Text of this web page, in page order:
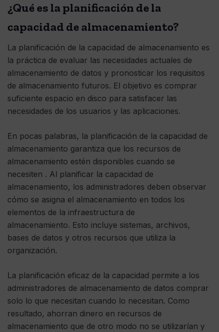
¿Qué es la planificación de la
capacidad de almacenamiento?
La planificación de la capacidad de almacenamiento es
la práctica de evaluar las necesidades actuales de
almacenamiento de datos y pronosticar los requisitos
de almacenamiento futuros. El objetivo es comprar
suficiente espacio en disco para satisfacer las
necesidades de los usuarios y las aplicaciones.
En pocas palabras, la planificación de la capacidad de
almacenamiento garantiza que los recursos de
almacenamiento estén disponibles cuando se
necesiten . Al planificar la capacidad de
almacenamiento, los administradores deben observar
cómo se asigna el almacenamiento en todos los
elementos de la infraestructura de
almacenamiento. Esto incluye sistemas, archivos,
bases de datos y otros recursos que utiliza la
organización.
La planificación eficaz de la capacidad permite a los
administradores de almacenamiento de datos comprar
solo lo que necesitan cuando lo necesitan. Como
resultado, ahorran dinero en recursos de
almacenamiento que de otro modo no se utilizarían y